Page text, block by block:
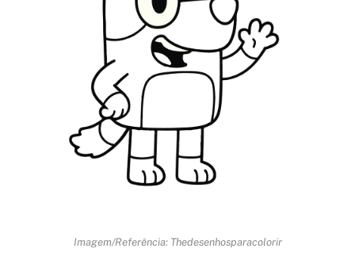
Imagem/Referência: Thedesenhosparacolorir